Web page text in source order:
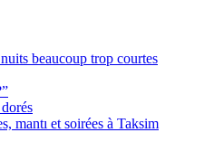
beaucoup trop courtes
mantı et soirées à Taksim